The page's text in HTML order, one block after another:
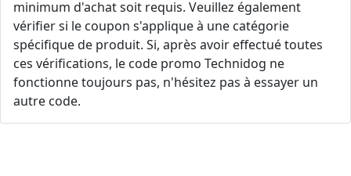
minimum d'achat soit requis. Veuillez également
vérifier si le coupon s'applique à une catégorie
spécifique de produit. Si, après avoir effectué toutes
ces vérifications, le code promo Technidog ne
fonctionne toujours pas, n'hésitez pas à essayer un
autre code.